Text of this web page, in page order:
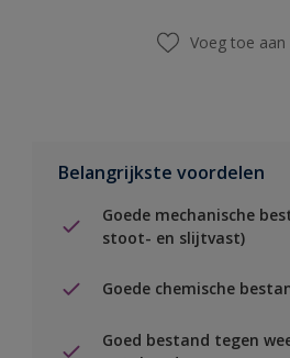
Voeg toe aan
Belangrijkste voordelen
Goede mechanische
stoot- en slijtvast)
Goede chemische
Goed bestand tegen